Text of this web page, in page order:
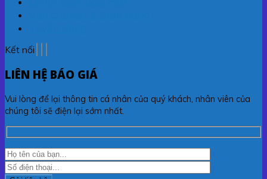
Kết nối
LIÊN HỆ BÁO GIÁ
Vui lòng để lại thông tin cá nhân của quý khách, nhân viên của
chúng tôi sẽ điện lại sớm nhất.